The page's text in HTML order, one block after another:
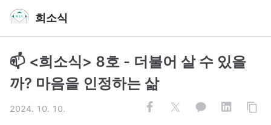
희소식
📫 <희소식> 8호 - 더불어 살 수 있을
까? 마음을 인정하는 삶
2024. 10. 10.